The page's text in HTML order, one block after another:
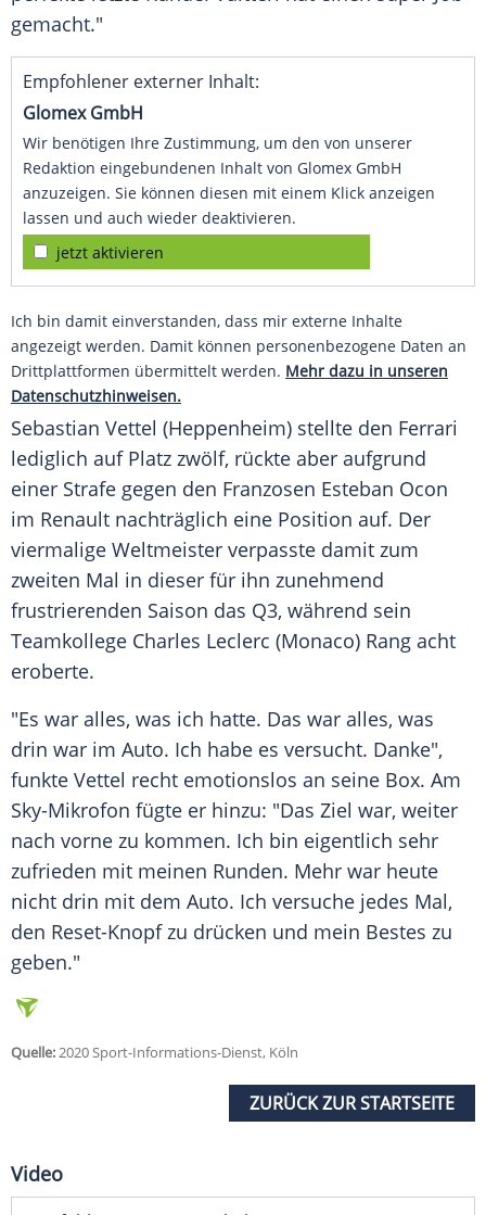
gemacht."
Empfohlener externer Inhalt:
Glomex GmbH
Wir benötigen Ihre Zustimmung, um den von unserer
Redaktion eingebundenen Inhalt von Glomex GmbH
anzuzeigen. Sie können diesen mit einem Klick anzeigen
lassen und auch wieder deaktivieren.
jetzt aktivieren
Ich bin damit einverstanden, dass mir externe Inhalte
angezeigt werden. Damit können personenbezogene Daten an
Drittplattformen übermittelt werden. Mehr dazu in unseren
Datenschutzhinweisen.
Sebastian Vettel (Heppenheim) stellte den Ferrari
lediglich auf Platz zwölf, rückte aber aufgrund
einer Strafe gegen den Franzosen Esteban Ocon
im Renault nachträglich eine Position auf. Der
viermalige Weltmeister verpasste damit zum
zweiten Mal in dieser für ihn zunehmend
frustrierenden Saison das Q3, während sein
Teamkollege Charles Leclerc (Monaco) Rang acht
eroberte.
"Es war alles, was ich hatte. Das war alles, was
drin war im Auto. Ich habe es versucht. Danke",
funkte Vettel recht emotionslos an seine Box. Am
Sky-Mikrofon fügte er hinzu: "Das Ziel war, weiter
nach vorne zu kommen. Ich bin eigentlich sehr
zufrieden mit meinen Runden. Mehr war heute
nicht drin mit dem Auto. Ich versuche jedes Mal,
den Reset-Knopf zu drücken und mein Bestes zu
geben."
Quelle:2020 Sport-Informations-Dienst, Köln
ZURÜCK ZUR STARTSEITE
Video